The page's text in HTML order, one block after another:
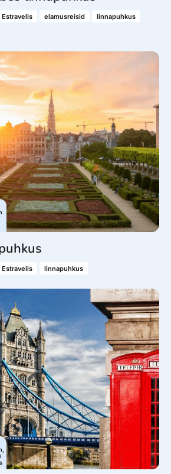
elamusreisid
linnapuhkus
linnapuhkus
Meist
Bürood ja kontaktid
Tule tööle! Uudised ja pressiteated
Müügitingimused
Privaatsusteave
Küpsiste info
Jälgi meid